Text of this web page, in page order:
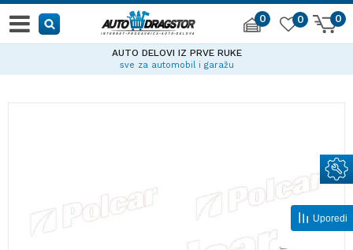
0 0
0
AUTO DELOVI IZ PRVE RUKE
sve za automobil i garažu
Uporedi